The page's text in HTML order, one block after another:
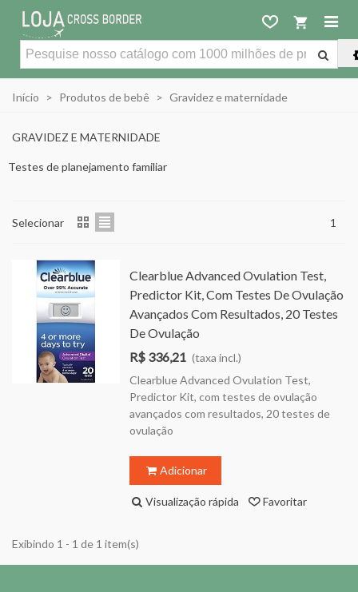
Início > Produtos de bebê > Gravidez e maternidade
GRAVIDEZ E MATERNIDADE
Testes de planejamento familiar
Selecionar 1
Clearblue Advanced Ovulation Test,
Predictor Kit, Com Testes De Ovulação
Avançados Com Resultados, 20 Testes
De Ovulação
R$ 336,21 (taxa incl.)
Clearblue Advanced Ovulation Test,
Predictor Kit, com testes de ovulação
avançados com resultados, 20 testes de
ovulação
Adicionar
Visualização rápida Favoritar
Exibindo 1 - 1 de 1 item(s)